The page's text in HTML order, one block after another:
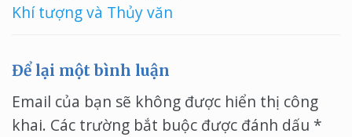
Khí tượng và Thủy văn
Để lại một bình luận
Email của bạn sẽ không được hiển thị công
khai. Các trường bắt buộc được đánh dấu *